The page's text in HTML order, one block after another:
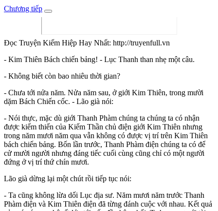
Chương tiếp
Đọc Truyện Kiếm Hiệp Hay Nhất: http://truyenfull.vn
- Kim Thiên Bách chiến bảng! - Lục Thanh than nhẹ một câu.
- Không biết còn bao nhiêu thời gian?
- Chưa tới nửa năm. Nửa năm sau, ở giới Kim Thiên, trong mười
dặm Bách Chiến cốc. - Lão già nói:
- Nói thực, mặc dù giới Thanh Phàm chúng ta chúng ta có nhận
được kiếm thiến của Kiếm Thần chủ điện giới Kim Thiên nhưng
trong năm mươi năm qua vẫn không có được vị trí trên Kim Thiên
bách chiến bảng. Bốn lần trước, Thanh Phàm điện chúng ta có để
cử mười người nhưng đáng tiếc cuối cùng cũng chỉ có một người
đứng ở vị trí thứ chín mươi.
Lão già dừng lại một chút rồi tiếp tục nói:
- Ta cũng không lừa dối Lục địa sư. Năm mươi năm trước Thanh
Phàm điện và Kim Thiên điện đã từng đánh cuộc với nhau. Kết quả